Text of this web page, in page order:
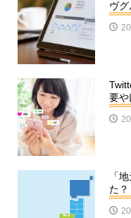
ヴグ
要や
「
た？